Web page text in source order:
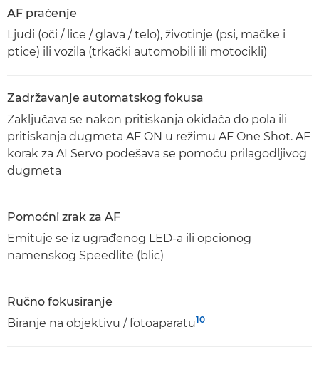
AF praćenje
Ljudi (oči / lice / glava / telo), životinje (psi, mačke i
ptice) ili vozila (trkački automobili ili motocikli)
Zadržavanje automatskog fokusa
Zaključava se nakon pritiskanja okidača do pola ili
pritiskanja dugmeta AF ON u režimu AF One Shot. AF
korak za AI Servo podešava se pomoću prilagodljivog
dugmeta
Pomoćni zrak za AF
Emituje se iz ugrađenog LED-a ili opcionog
namenskog Speedlite (blic)
Ručno fokusiranje
Biranje na objektivu / fotoaparatu10